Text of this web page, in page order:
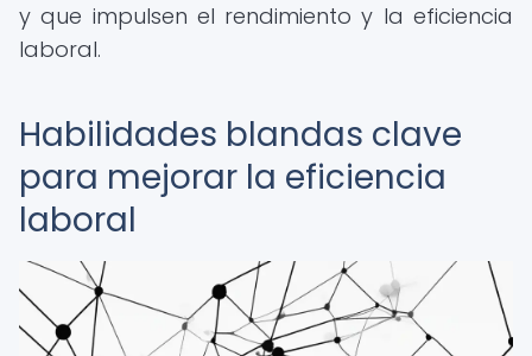
y que impulsen el rendimiento y la eficiencia
laboral.
Habilidades blandas clave
para mejorar la eficiencia
laboral